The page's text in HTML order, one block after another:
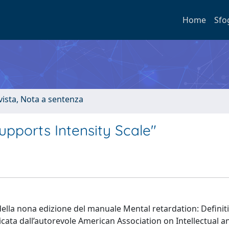
Home
Nota a sentenza
Intensity Scale"
nona edizione del manuale Mental retardation:
dall’autorevole American Association on Intellectual